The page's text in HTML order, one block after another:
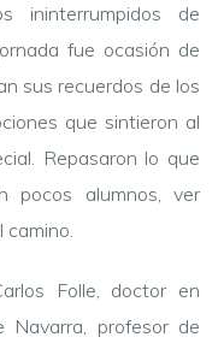
ininterrumpidos de
fue ocasión de
sus recuerdos de los
que sintieron al
Repasaron lo que
pocos alumnos, ver
camino.
Folle, doctor en
Navarra, profesor de